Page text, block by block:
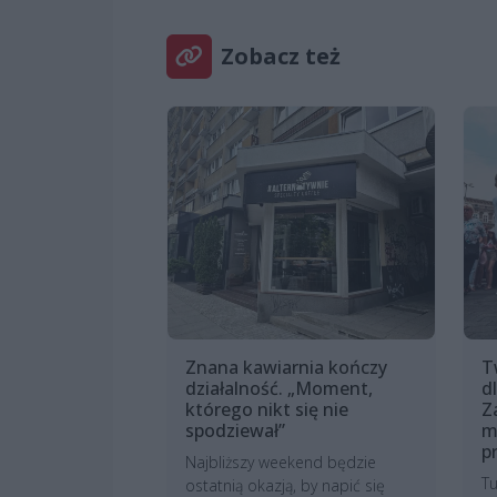
Zobacz też
Znana kawiarnia kończy
działalność. „Moment,
którego nikt się nie
spodziewał”
Najbliższy weekend będzie
ostatnią okazją, by napić się